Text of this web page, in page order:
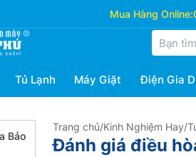
Mua Hàng Online:
Tủ Lạnh Máy Giặt Điện Gia
Bảo
Trang chủ/Kinh Nghiệm Hay/
Đánh giá điều